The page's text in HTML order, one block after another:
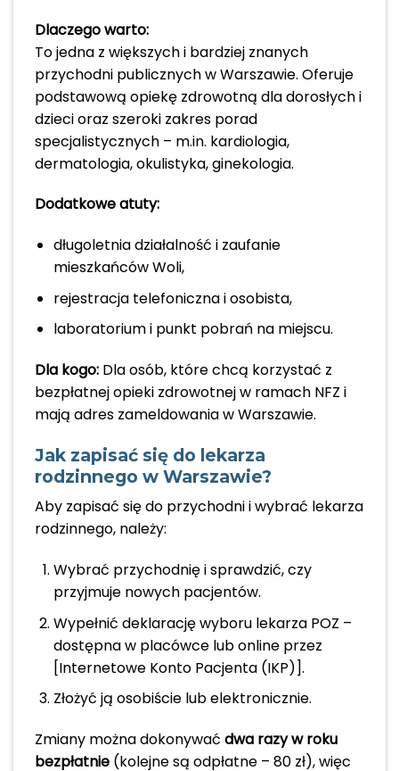
Dlaczego warto:
To jedna z większych i bardziej znanych
przychodni publicznych w Warszawie. Oferuje
podstawową opiekę zdrowotną dla dorosłych i
dzieci oraz szeroki zakres porad
specjalistycznych – m.in. kardiologia,
dermatologia, okulistyka, ginekologia.
Dodatkowe atuty:
długoletnia działalność i zaufanie
mieszkańców Woli,
rejestracja telefoniczna i osobista,
laboratorium i punkt pobrań na miejscu.
Dla kogo: Dla osób, które chcą korzystać z
bezpłatnej opieki zdrowotnej w ramach NFZ i
mają adres zameldowania w Warszawie.
Jak zapisać się do lekarza
rodzinnego w Warszawie?
Aby zapisać się do przychodni i wybrać lekarza
rodzinnego, należy:
Wybrać przychodnię i sprawdzić, czy
przyjmuje nowych pacjentów.
Wypełnić deklarację wyboru lekarza POZ –
dostępna w placówce lub online przez
[Internetowe Konto Pacjenta (IKP)].
Złożyć ją osobiście lub elektronicznie.
Zmiany można dokonywać dwa razy w roku
bezpłatnie (kolejne są odpłatne – 80 zł), więc